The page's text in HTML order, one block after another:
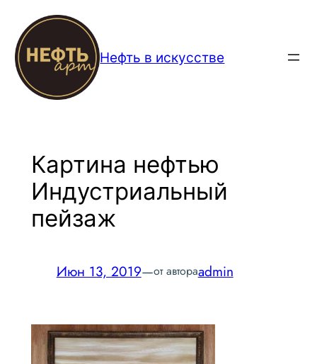
Перейти
содержимому
Нефть в искусстве
Картина нефтью
Индустриальный
пейзаж
Июн 13, 2019—от автораadmin